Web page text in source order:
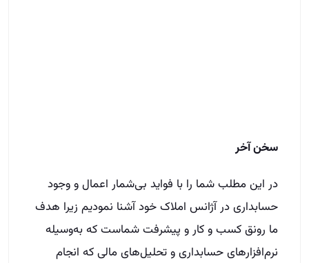
سخن آخر
در این مطلب شما را با فواید بی‌شمار اعمال و وجود
حسابداری در آژانس املاک خود آشنا نمودیم زیرا هدف
ما رونق کسب و کار و پیشرفت شماست که به‌وسیله
نرم‌افزارهای حسابداری و تحلیل‌های مالی‌ که انجام